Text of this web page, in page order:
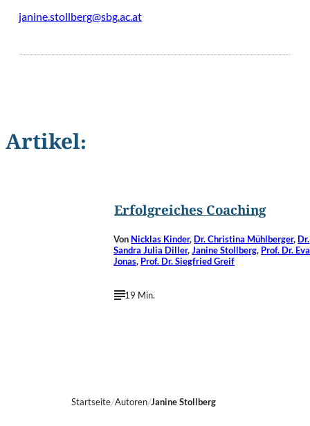
janine.stollberg@sbg.ac.at
Artikel:
Erfolgreiches Coaching
Von Nicklas Kinder, Dr. Christina Mühlberger, Dr.
Sandra Julia Diller,Janine Stollberg, Prof. Dr. Eva
Jonas, Prof. Dr. Siegfried Greif
19 Min.
Startseite Autoren Janine Stollberg